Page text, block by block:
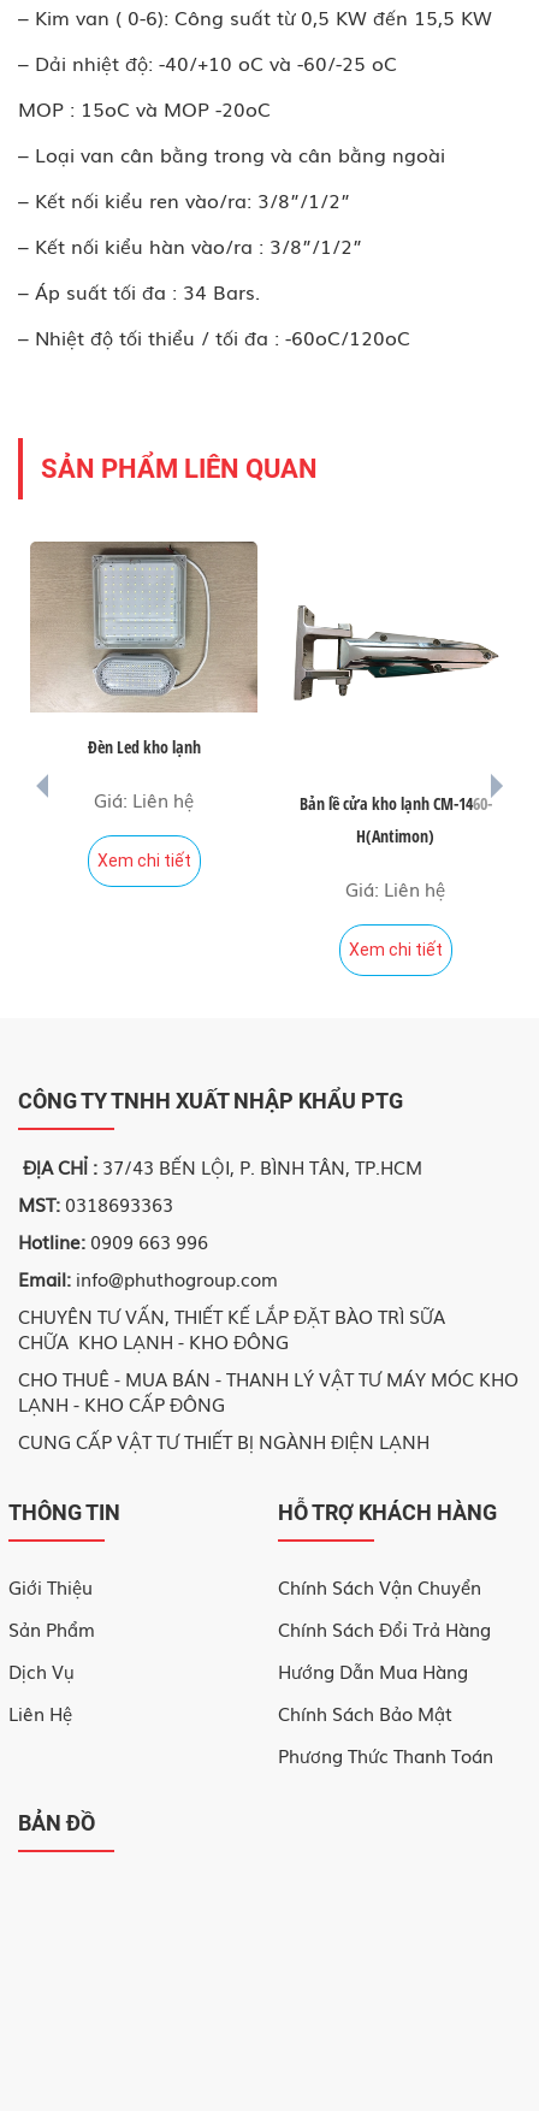
– Kim van ( 0-6): Công suất từ 0,5 KW đến 15,5 KW
– Dải nhiệt độ: -40/+10 oC và -60/-25 oC
MOP : 15oC và MOP -20oC
– Loại van cân bằng trong và cân bằng ngoài
– Kết nối kiểu ren vào/ra: 3/8”/1/2”
– Kết nối kiểu hàn vào/ra : 3/8”/1/2”
– Áp suất tối đa : 34 Bars.
– Nhiệt độ tối thiểu / tối đa : -60oC/120oC
SẢN PHẨM LIÊN QUAN
Đèn Led kho lạnh
Giá: Liên hệ
Xem chi tiết
Bản lề cửa kho lạnh CM-1460-
H(Antimon)
Giá: Liên hệ
Xem chi tiết
prev next
CÔNG TY TNHH XUẤT NHẬP KHẨU PTG
ĐỊA CHỈ : 37/43 BẾN LỘI, P. BÌNH TÂN, TP.HCM
MST: 0318693363
Hotline: 0909 663 996
Email: info@phuthogroup.com
CHUYÊN TƯ VẤN, THIẾT KẾ LẮP ĐẶT BÀO TRÌ SỮA
CHỮA KHO LẠNH - KHO ĐÔNG
CHO THUÊ - MUA BÁN - THANH LÝ VẬT TƯ MÁY MÓC KHO
LẠNH - KHO CẤP ĐÔNG
CUNG CẤP VẬT TƯ THIẾT BỊ NGÀNH ĐIỆN LẠNH
THÔNG TIN
Giới Thiệu
Sản Phẩm
Dịch Vụ
Liên Hệ
HỖ TRỢ KHÁCH HÀNG
Chính Sách Vận Chuyển
Chính Sách Đổi Trả Hàng
Hướng Dẫn Mua Hàng
Chính Sách Bảo Mật
Phương Thức Thanh Toán
BẢN ĐỒ